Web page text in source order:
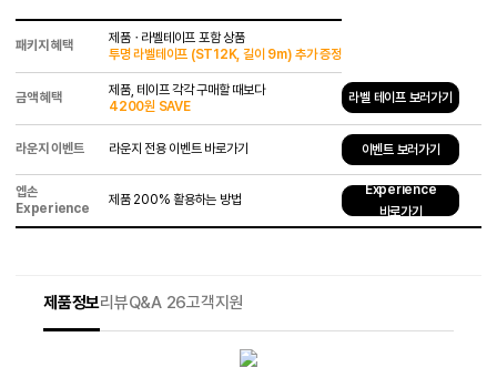
패키지 혜택
제품ㆍ라벨테이프 포함 상품
투명 라벨테이프 (ST12K, 길이 9m) 추가 증정
금액 혜택
제품, 테이프 각각 구매할 때보다
4200원 SAVE
라벨 테이프 보러가기
라운지 이벤트 라운지 전용 이벤트 바로가기 이벤트 보러가기
엡손
Experience
제품 200% 활용하는 방법
Experience
바로가기
제품정보리뷰Q&A 26고객지원